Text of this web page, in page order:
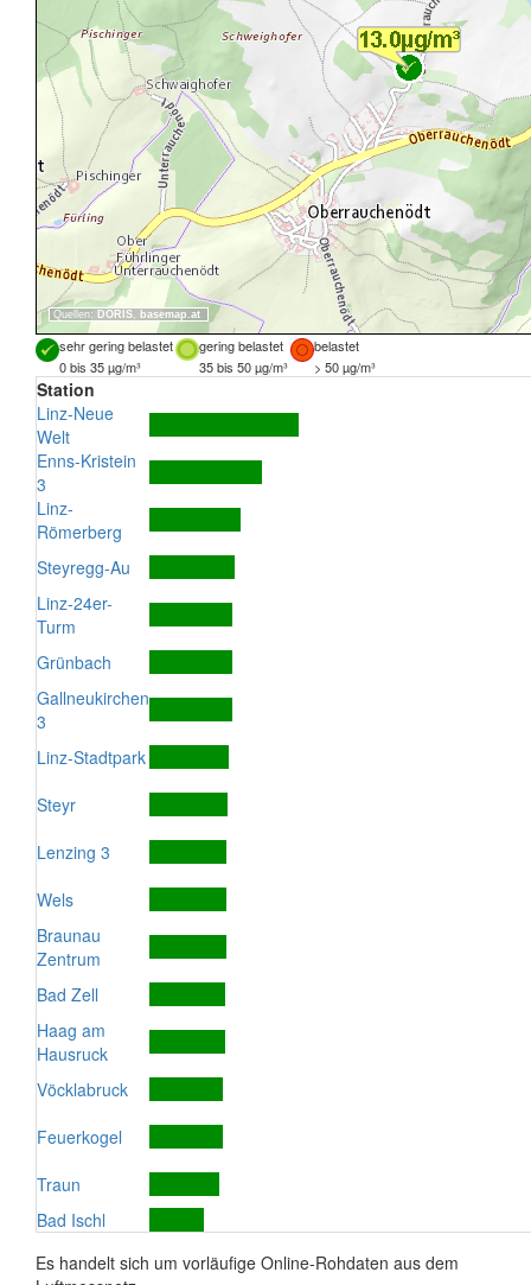
Quellen: DORIS, basemap.at
sehr gering belastet gering belastet
belastet
0 bis 35 µg/m³
35 bis 50 µg/m³ > 50 µg/m³
Station
Linz-Neue
Welt
Enns-Kristein
3
Linz-
Römerberg
Steyregg-Au
Linz-24er-
Turm
Grünbach
Gallneukirchen
3
Linz-Stadtpark
Steyr
Lenzing 3
Wels
Braunau
Zentrum
Bad Zell
Haag am
Hausruck
Vöcklabruck
Feuerkogel
Traun
Bad Ischl
Es handelt sich um vorläufige Online-Rohdaten aus dem